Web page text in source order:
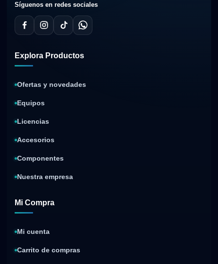
Síguenos en redes sociales
Explora Productos
Ofertas y novedades
Equipos
Licencias
Accesorios
Componentes
Nuestra empresa
Mi Compra
Mi cuenta
Carrito de compras